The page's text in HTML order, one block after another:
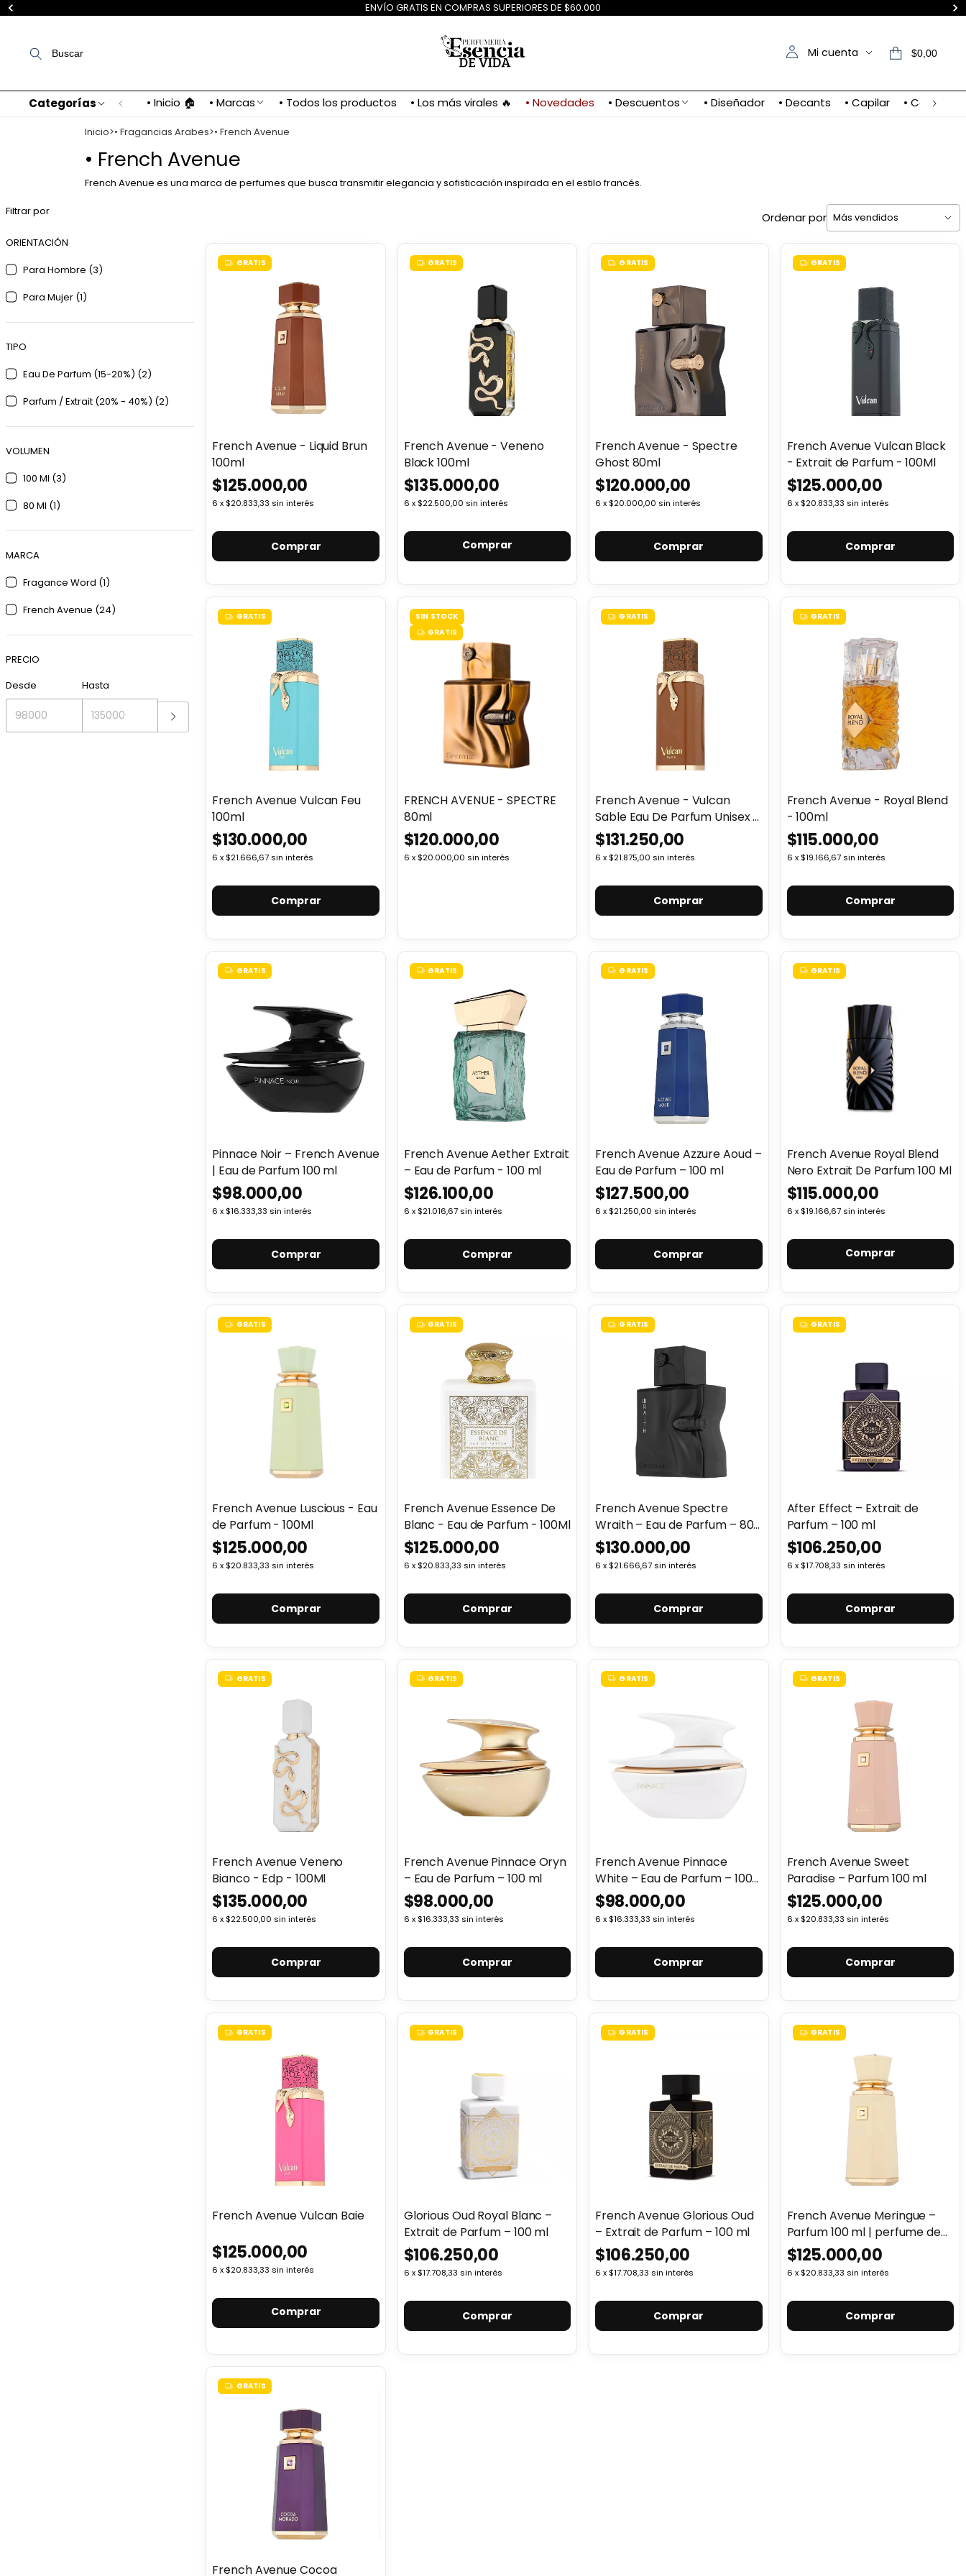
ENVÍO GRATIS EN COMPRAS SUPERIORES DE $60.000
Buscar Mi cuenta $0,00
Categorías • Inicio 🏠 • Marcas • Todos los productos • Los más virales 🔥 • Novedades • Descuentos • Diseñador • Decants • Capilar • Contacto
Inicio>• Fragancias Arabes>• French Avenue
• French Avenue
French Avenue es una marca de perfumes que busca transmitir elegancia y sofisticación inspirada en el estilo francés.
Filtrar por
ORIENTACIÓN
Para Hombre (3)
Para Mujer (1)
TIPO
Eau De Parfum (15-20%) (2)
Parfum / Extrait (20% - 40%) (2)
VOLUMEN
100 Ml (3)
80 Ml (1)
MARCA
Fragance Word (1)
French Avenue (24)
PRECIO
Desde
Hasta
Ordenar por
GRATIS
French Avenue - Liquid Brun
100ml
$125.000,00
6 x $20.833,33 sin interés
GRATIS
French Avenue - Veneno
Black 100ml
$135.000,00
6 x $22.500,00 sin interés
Comprar
GRATIS
French Avenue - Spectre
Ghost 80ml
$120.000,00
6 x $20.000,00 sin interés
GRATIS
French Avenue Vulcan Black
- Extrait de Parfum - 100Ml
$125.000,00
6 x $20.833,33 sin interés
GRATIS
French Avenue Vulcan Feu
100ml
$130.000,00
6 x $21.666,67 sin interés
SIN STOCK
GRATIS
FRENCH AVENUE - SPECTRE
80ml
$120.000,00
6 x $20.000,00 sin interés
GRATIS
French Avenue - Vulcan
Sable Eau De Parfum Unisex -
100Ml
$131.250,00
6 x $21.875,00 sin interés
GRATIS
French Avenue - Royal Blend
- 100ml
$115.000,00
6 x $19.166,67 sin interés
GRATIS
Pinnace Noir – French Avenue
| Eau de Parfum 100 ml
$98.000,00
6 x $16.333,33 sin interés
GRATIS
French Avenue Aether Extrait
– Eau de Parfum - 100 ml
$126.100,00
6 x $21.016,67 sin interés
GRATIS
French Avenue Azzure Aoud –
Eau de Parfum – 100 ml
$127.500,00
6 x $21.250,00 sin interés
GRATIS
French Avenue Royal Blend
Nero Extrait De Parfum 100 Ml
$115.000,00
6 x $19.166,67 sin interés
Comprar
GRATIS
French Avenue Luscious - Eau
de Parfum - 100Ml
$125.000,00
6 x $20.833,33 sin interés
GRATIS
French Avenue Essence De
Blanc - Eau de Parfum - 100Ml
$125.000,00
6 x $20.833,33 sin interés
GRATIS
French Avenue Spectre
Wraith – Eau de Parfum – 80
ml
$130.000,00
6 x $21.666,67 sin interés
GRATIS
After Effect – Extrait de
Parfum – 100 ml
$106.250,00
6 x $17.708,33 sin interés
GRATIS
French Avenue Veneno
Bianco - Edp - 100Ml
$135.000,00
6 x $22.500,00 sin interés
GRATIS
French Avenue Pinnace Oryn
– Eau de Parfum – 100 ml
$98.000,00
6 x $16.333,33 sin interés
GRATIS
French Avenue Pinnace
White – Eau de Parfum – 100
ml
$98.000,00
6 x $16.333,33 sin interés
GRATIS
French Avenue Sweet
Paradise – Parfum 100 ml
$125.000,00
6 x $20.833,33 sin interés
GRATIS
French Avenue Vulcan Baie
$125.000,00
6 x $20.833,33 sin interés
Comprar
GRATIS
Glorious Oud Royal Blanc –
Extrait de Parfum – 100 ml
$106.250,00
6 x $17.708,33 sin interés
GRATIS
French Avenue Glorious Oud
– Extrait de Parfum – 100 ml
$106.250,00
6 x $17.708,33 sin interés
GRATIS
French Avenue Meringue –
Parfum 100 ml | perfume de
lujo
$125.000,00
6 x $20.833,33 sin interés
GRATIS
French Avenue Cocoa